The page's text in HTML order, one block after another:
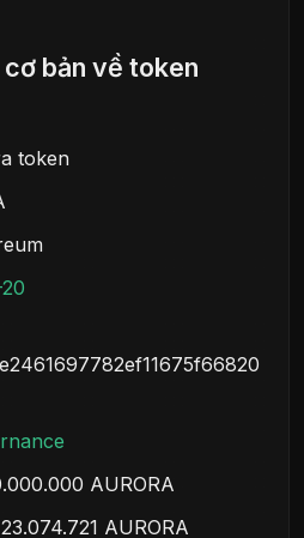
bản về token
token
AURORA
AURORA